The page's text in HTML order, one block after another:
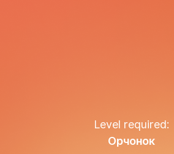
Level required:
Орчонок